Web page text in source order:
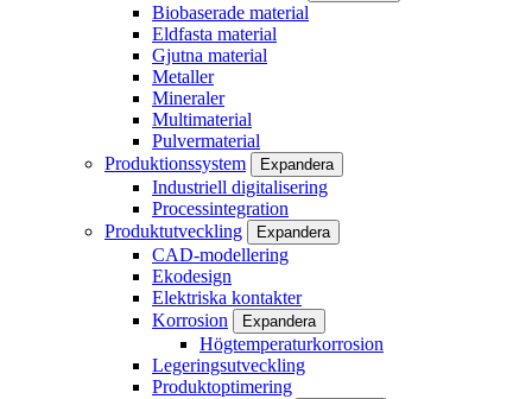
Biobaserade material
Eldfasta material
Gjutna material
Metaller
Mineraler
Multimaterial
Pulvermaterial
Produktionssystem
Expandera
Industriell digitalisering
Processintegration
Produktutveckling
Expandera
CAD-modellering
Ekodesign
Elektriska kontakter
Korrosion
Expandera
Högtemperaturkorrosion
Legeringsutveckling
Produktoptimering